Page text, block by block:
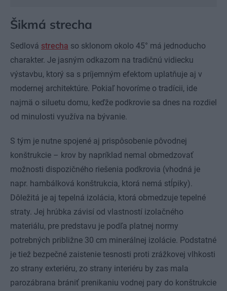
Šikmá strecha
Sedlová strecha so sklonom okolo 45° má jednoducho
charakter. Je jasným odkazom na tradičnú vidiecku
výstavbu, ktorý sa s príjemným efektom uplatňuje aj v
modernej architektúre. Pokiaľ hovoríme o tradícii, ide
najmä o siluetu domu, keďže podkrovie sa dnes na rozdiel
od minulosti využíva na bývanie.
S tým je nutne spojené aj prispôsobenie pôvodnej
konštrukcie – krov by napríklad nemal obmedzovať
možnosti dispozičného riešenia podkrovia (vhodná je
napr. hambálková konštrukcia, ktorá nemá stĺpiky).
Dôležitá je aj tepelná izolácia, ktorá obmedzuje tepelné
straty. Jej hrúbka závisí od vlastností izolačného
materiálu, pre predstavu je podľa platnej normy
potrebných približne 30 cm minerálnej izolácie. Podstatné
je tiež bezpečné zaistenie tesnosti proti zrážkovej vlhkosti
zo strany exteriéru, zo strany interiéru by zas mala
parozábrana brániť prenikaniu vodnej pary do konštrukcie